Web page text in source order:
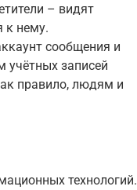
– видят
к нему.
сообщения и
записей
правило, людям и
технологий.